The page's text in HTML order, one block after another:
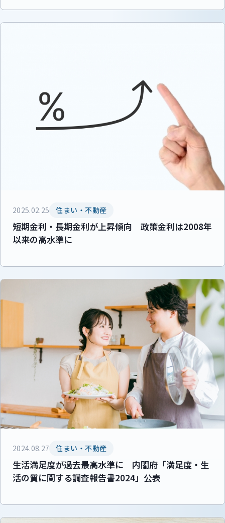
2025.02.25 住まい・不動産
短期金利・長期金利が上昇傾向 政策金利は2008年
以来の高水準に
2024.08.27 住まい・不動産
生活満足度が過去最高水準に 内閣府「満足度・生
活の質に関する調査報告書2024」公表